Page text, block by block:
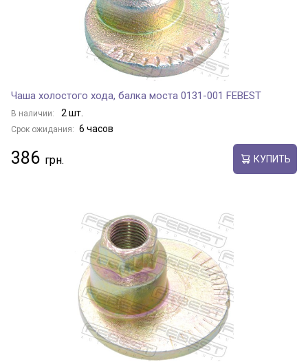
Чаша холостого хода, балка моста 0131-001 FEBEST
В наличии: 2 шт.
Срок ожидания: 6 часов
386 КУПИТЬ